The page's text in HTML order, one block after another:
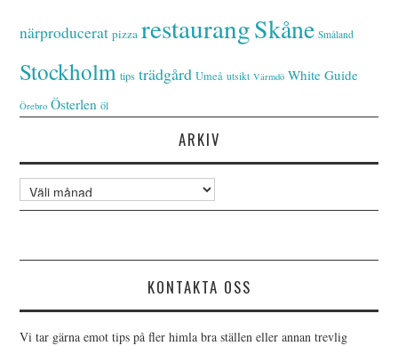
närproducerat pizza restaurangSkåne Småland
Stockholm tips trädgård Umeå utsikt Värmdö White Guide
Örebro Österlen öl
ARKIV
Arkiv
KONTAKTA OSS
Vi tar gärna emot tips på fler himla bra ställen eller annan trevlig